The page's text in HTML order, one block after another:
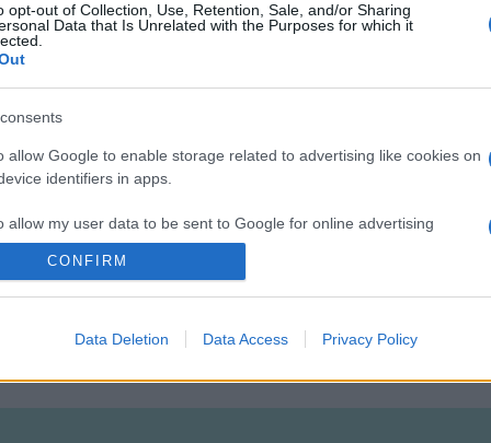
opt-out of Collection, Use, Retention, Sale, and/or Sharing
Data that Is Unrelated with the Purposes for which it
allow Google to enable storage related to advertising like cookies on
identifiers in apps.
allow my user data to be sent to Google for online advertising
allow Google to enable storage related to analytics like cookies on
CONFIRM
Data Deletion Data Access Privacy Policy
Natalie Portman